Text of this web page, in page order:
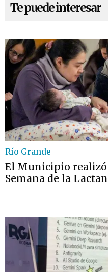
Te puede interesar
Río Grande
El Municipio
Semana de la